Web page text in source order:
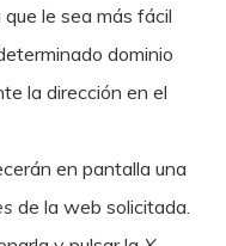
le sea más fácil
dominio
la dirección en el
en pantalla una
de la web solicitada.